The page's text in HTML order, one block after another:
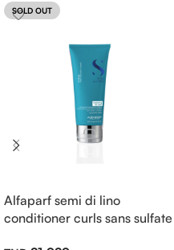
SOLD OUT
Alfaparf semi di lino
conditioner curls sans sulfate